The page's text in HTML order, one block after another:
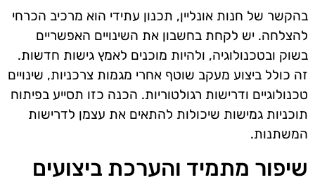
בהקשר של חנות אונליין, תכנון עתידי הוא מרכיב הכרחי
להצלחה. יש לקחת בחשבון את השינויים האפשריים
בשוק ובטכנולוגיה, ולהיות מוכנים לאמץ גישות חדשות.
זה כולל ביצוע מעקב שוטף אחרי מגמות צרכניות, שינויים
טכנולוגיים ודרישות רגולטוריות. הכנה כזו תסייע בפיתוח
תוכניות גמישות שיכולות להתאים את עצמן לדרישות
המשתנות.
שיפור מתמיד והערכת ביצועים